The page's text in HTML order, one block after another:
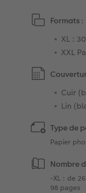
Formats :
XL :
XXL
Cuir
Lin
Type de
Papier
Nombre
-XL : de
98 pages